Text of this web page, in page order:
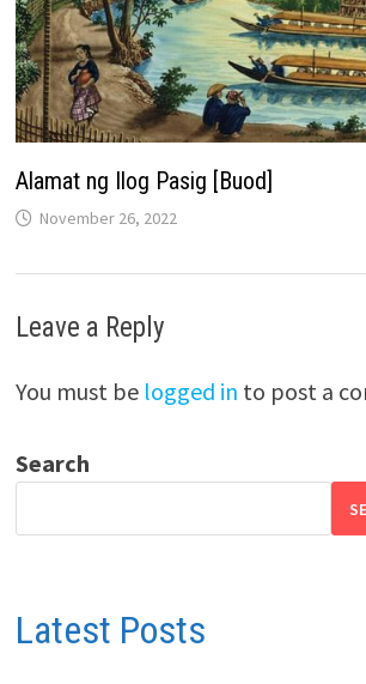
Alamat ng Ilog Pasig [Buod]
November 26, 2022
Leave a Reply
You must be logged in to post a
Search
Latest Posts